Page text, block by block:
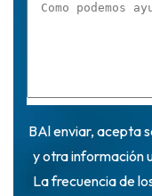
BAl enviar, acepta
y otra información
La frecuencia de